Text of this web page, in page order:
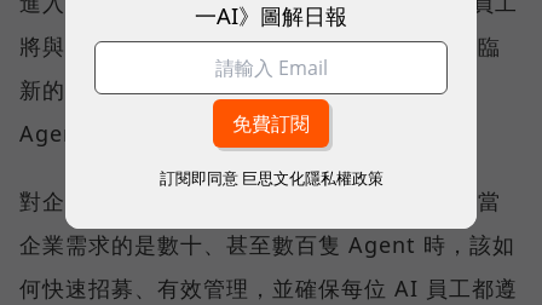
將與大量 AI Agent 協同工作，而企業也將面臨
新的挑戰—如何規模化部署與管理這些 AI
Agent。
對企業來說，打造一隻 AI Agent 並不難，但當
企業需求的是數十、甚至數百隻 Agent 時，該如
何快速招募、有效管理，並確保每位 AI 員工都遵
一AI》圖解日報
訂閱即同意 巨思文化隱私權政策